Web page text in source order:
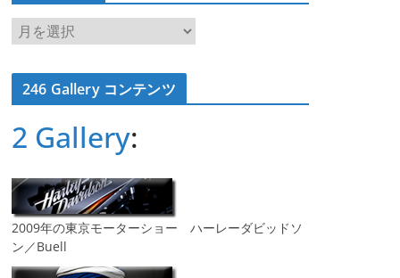
ア
ー
カ
イ246 Gallery コンテンツ
2 Gallery:
2009年の東京モーターショー ハーレーダビッドソ
ン／Buell